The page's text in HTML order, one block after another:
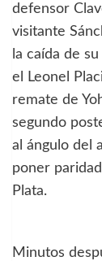
defensor
visitante
la caída de
el Leonel
remate de
segundo
al ángulo del
poner
Plata.
Minutos